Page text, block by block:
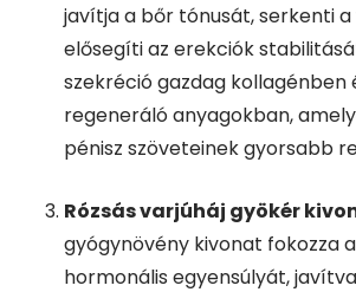
javítja a bőr tónusát, serkenti
elősegíti az erekciók
szekréció gazdag kollagénben
regeneráló anyagokban,
pénisz szöveteinek gyorsabb
Rózsás varjúháj gyökér
gyógynövény kivonat fokozza
hormonális egyensúlyát,